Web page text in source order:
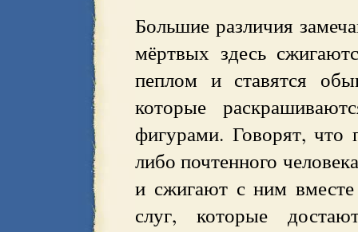
Большие различия
мёртвых здесь
пеплом и ставятся
которые
фигурами. Говорят, что
либо почтенного
и сжигают с ним
слуг, которые